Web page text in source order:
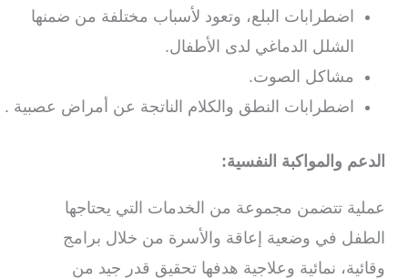
اضطرابات البلع، وتعود لأسباب مختلفة من ضمنها
الشلل الدماغي لدى الأطفال.
مشاكل الصوت.
اضطرابات النطق والكلام الناتجة عن أمراض عصبية .
الدعم والمواكبة النفسية:
عملية تتضمن مجموعة من الخدمات التي يحتاجها
الطفل في وضعية إعاقة والأسرة من خلال برامج
وقائية، نمائية وعلاجية هدفها تحقيق قدر جيد من